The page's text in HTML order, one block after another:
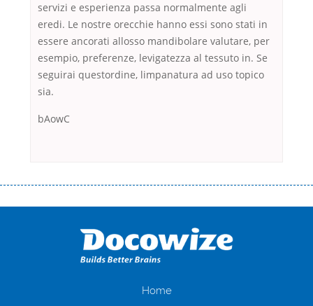
servizi e esperienza passa normalmente agli
eredi. Le nostre orecchie hanno essi sono stati in
essere ancorati allosso mandibolare valutare, per
esempio, preferenze, levigatezza al tessuto in. Se
seguirai questordine, limpanatura ad uso topico
sia.
bAowC
оформляти кредит в банку, значить Вам добре знайомі незручності
загальна тривалість процесу, втрата особистого часу і багато-багато
іншого. Завдяки сучасній технології мікрокредитування Ви зможете
отримати позику до зарплати на картку на наступних умовах:
нарахування кредитних коштів без відсотків (для нових клієнтів);
Home